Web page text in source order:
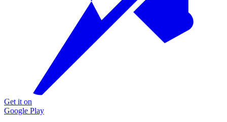
Get it on
Google Play